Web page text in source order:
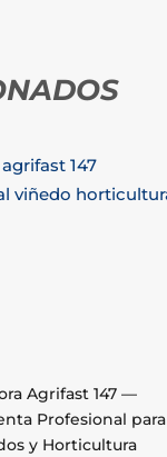
Agrifast 147 —
Profesional para
y Horticultura